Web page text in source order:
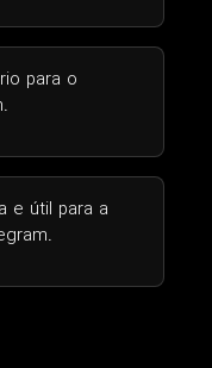
para o
e útil para a